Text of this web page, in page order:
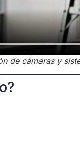
de cámaras y